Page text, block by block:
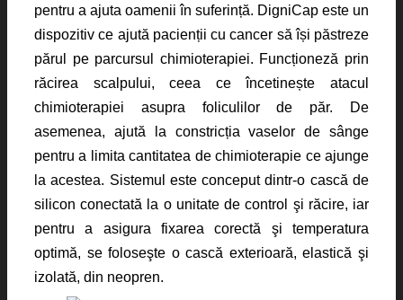
pentru a ajuta oamenii în suferință. DigniCap este un
dispozitiv ce ajută pacienții cu cancer să își păstreze
părul pe parcursul chimioterapiei. Funcționeză prin
răcirea scalpului, ceea ce încetinește atacul
chimioterapiei asupra foliculilor de păr. De
asemenea, ajută la constricția vaselor de sânge
pentru a limita cantitatea de chimioterapie ce ajunge
la acestea. Sistemul este conceput dintr-o cască de
silicon conectată la o unitate de control şi răcire, iar
pentru a asigura fixarea corectă şi temperatura
optimă, se foloseşte o cască exterioară, elastică şi
izolată, din neopren.